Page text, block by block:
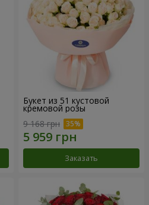
Букет из 51 кустовой
кремовой розы
9 168 грн
Заказать